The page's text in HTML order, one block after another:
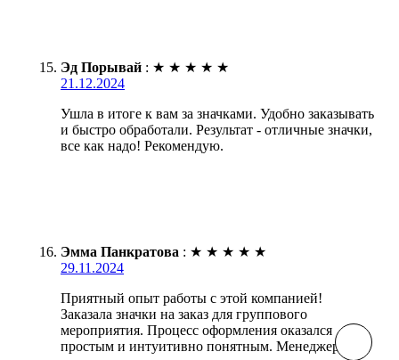
Эд Порывай : ★ ★ ★ ★ ★
21.12.2024
Ушла в итоге к вам за значками. Удобно заказывать
и быстро обработали. Результат - отличные значки,
все как надо! Рекомендую.
Эмма Панкратова : ★ ★ ★ ★ ★
29.11.2024
Приятный опыт работы с этой компанией!
Заказала значки на заказ для группового
мероприятия. Процесс оформления оказался
простым и интуитивно понятным. Менеджеры